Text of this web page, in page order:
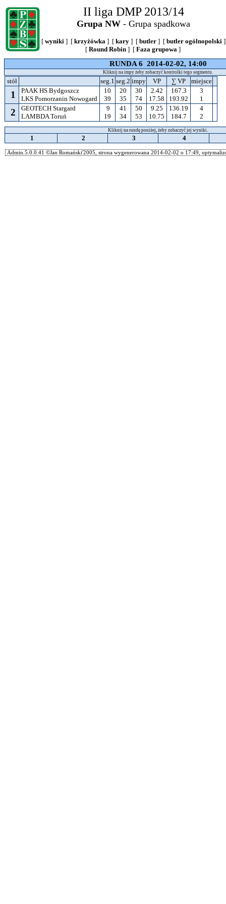
II liga DMP 2013/14
Grupa NW - Grupa spadkowa
[ wyniki ] [ krzyżówka ] [ kary ] [ butler ] [ butler ogólnopolski ]
[Round Robin ] [Faza grupowa ]
RUNDA 6 2014-02-02, 14:00
Kliknij na impy żeby zobaczyć kontrolki tego segmentu.
stół seg.1 seg.2 impy VP ∑ VP miejsce
1
PAAK HS Bydgoszcz
LKS Pomorzanin Nowogard
10
39
20
35
30
74
2.42
17.58
167.3
193.92
3
1
2
GEOTECH Stargard
LAMBDA Toruń
9
19
41
34
50
53
9.25
10.75
136.19
184.7
4
2
Kliknij na rundę poniżej, żeby zobaczyć jej wyniki.
1 2 3 4
Admin.5.0.0.41 ©Jan Romański'2005, strona wygenerowana 2014-02-02 o 17:49,